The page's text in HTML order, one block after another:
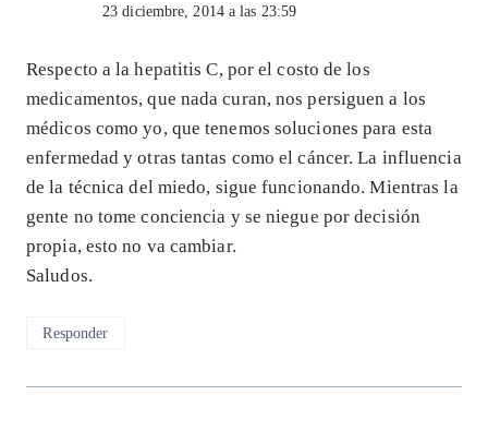
23 diciembre, 2014 a las 23:59
Respecto a la hepatitis C, por el costo de los
medicamentos, que nada curan, nos persiguen a los
médicos como yo, que tenemos soluciones para esta
enfermedad y otras tantas como el cáncer. La influencia
de la técnica del miedo, sigue funcionando. Mientras la
gente no tome conciencia y se niegue por decisión
propia, esto no va cambiar.
Saludos.
Responder